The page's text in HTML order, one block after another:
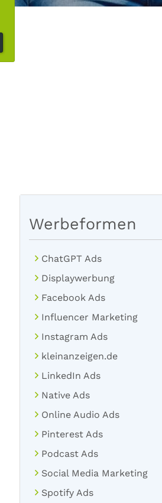
Werbeformen
ChatGPT Ads
Displaywerbung
Facebook Ads
Influencer Marketing
Instagram Ads
kleinanzeigen.de
LinkedIn Ads
Native Ads
Online Audio Ads
Pinterest Ads
Podcast Ads
Social Media Marketing
Spotify Ads